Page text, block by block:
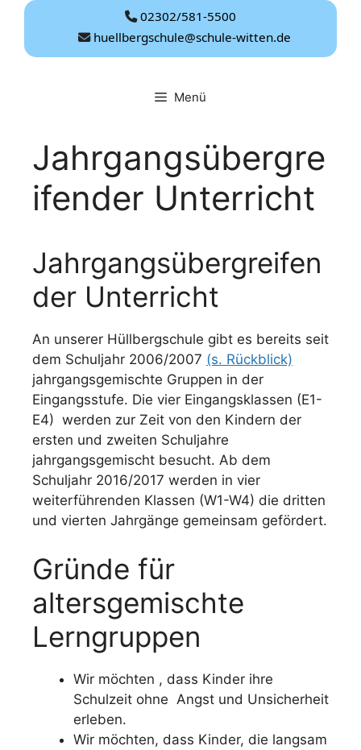
Zum
springen
02302/581-5500
huellbergschule@schule-witten.de
Menü
Jahrgangsübergre
ifender Unterricht
Jahrgangsübergreifen
der Unterricht
An unserer Hüllbergschule gibt es bereits seit
dem Schuljahr 2006/2007 (s. Rückblick)
jahrgangsgemischte Gruppen in der
Eingangsstufe. Die vier Eingangsklassen (E1-
E4) werden zur Zeit von den Kindern der
ersten und zweiten Schuljahre
jahrgangsgemischt besucht. Ab dem
Schuljahr 2016/2017 werden in vier
weiterführenden Klassen (W1-W4) die dritten
und vierten Jahrgänge gemeinsam gefördert.
Gründe für
altersgemischte
Lerngruppen
Wir möchten , dass Kinder ihre
Schulzeit ohne Angst und Unsicherheit
erleben.
Wir möchten, dass Kinder, die langsam